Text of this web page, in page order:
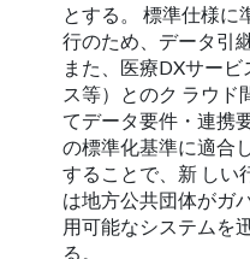
とする。 標準仕様に
行のため、データ引
また、医療DXサー
ス等）とのク ラウド
てデータ要件・連携
の標準化基準に適合
することで、新 しい
は地方公共団体がガ
用可能なシステムを
る。